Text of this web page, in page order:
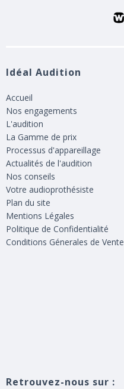
Idéal Audition
Accueil
Nos engagements
L'audition
La Gamme de prix
Processus d'appareillage
Actualités de l'audition
Nos conseils
Votre audioprothésiste
Plan du site
Mentions Légales
Politique de Confidentialité
Conditions Génerales de Vente
Retrouvez-nous sur :